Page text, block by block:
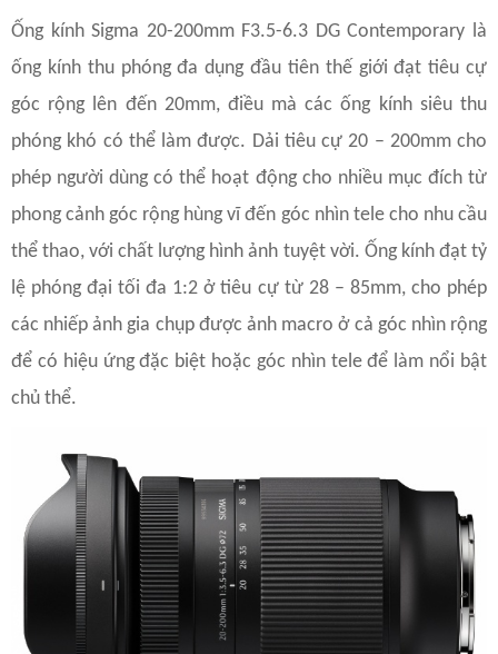
Ống kính Sigma 20-200mm F3.5-6.3 DG Contemporary là
ống kính thu phóng đa dụng đầu tiên thế giới đạt tiêu cự
góc rộng lên đến 20mm, điều mà các ống kính siêu thu
phóng khó có thể làm được. Dải tiêu cự 20 – 200mm cho
phép người dùng có thể hoạt động cho nhiều mục đích từ
phong cảnh góc rộng hùng vĩ đến góc nhìn tele cho nhu cầu
thể thao, với chất lượng hình ảnh tuyệt vời. Ống kính đạt tỷ
lệ phóng đại tối đa 1:2 ở tiêu cự từ 28 – 85mm, cho phép
các nhiếp ảnh gia chụp được ảnh macro ở cả góc nhìn rộng
để có hiệu ứng đặc biệt hoặc góc nhìn tele để làm nổi bật
chủ thể.